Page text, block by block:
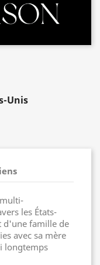
Unis
les États-
d'une famille de
avec sa mère
longtemps